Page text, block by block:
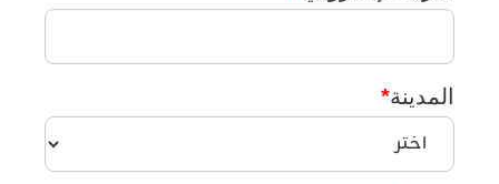
المدينة*